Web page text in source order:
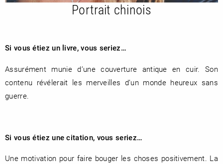
Portrait chinois
Si vous étiez un livre, vous seriez…
Assurément munie d’une couverture antique en cuir. Son
contenu révélerait les merveilles d’un monde heureux sans
guerre.
Si vous étiez une citation, vous seriez…
Une motivation pour faire bouger les choses positivement. La